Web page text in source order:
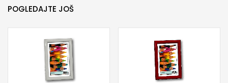
POGLEDAJTE JOŠ